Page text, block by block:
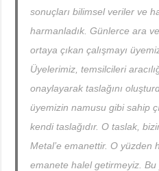
sonuçları bilimsel veriler ve
harmanladık. Günlerce ara
ortaya çıkan çalışmayı
Üyelerimiz, temsilcileri
onaylayarak taslağını
üyemizin namusu gibi sahip
kendi taslağıdır. O taslak,
Metal’e emanettir. O yüzden
emanete halel getirmeyiz.